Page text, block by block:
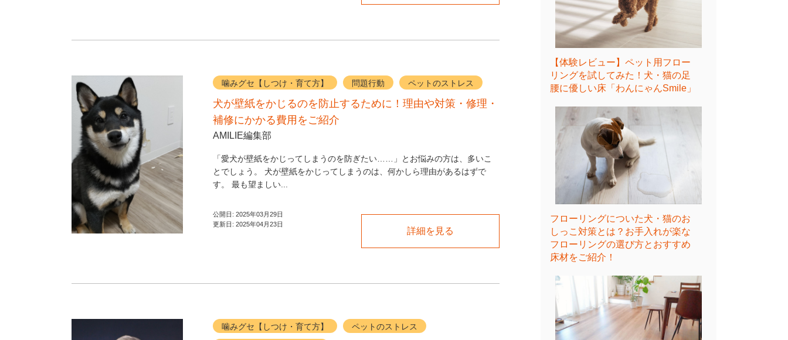
噛みグセ【しつけ・育て方】 問題行動 ペットのストレス
犬が壁紙をかじるのを防止するために！理由や対策・修理・
補修にかかる費用をご紹介
AMILIE編集部
「愛犬が壁紙をかじってしまうのを防ぎたい……」とお悩みの方は、多いこ
とでしょう。 犬が壁紙をかじってしまうのは、何かしら理由があるはずで
す。 最も望ましい...
公開日: 2025年03月29日
更新日: 2025年04月23日
詳細を見る
噛みグセ【しつけ・育て方】 ペットのストレス
【体験レビュー】ペット用フロー
リングを試してみた！犬・猫の足
腰に優しい床「わんにゃんSmile」
フローリングについた犬・猫のお
しっこ対策とは？お手入れが楽な
フローリングの選び方とおすすめ
床材をご紹介！